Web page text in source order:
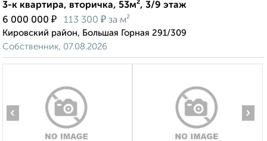
3-к квартира, вторичка, 53м², 3/9 этаж
6 000 000 ₽ 113 300 ₽ за м²
Кировский район, Большая Горная 291/309
Собственник, 07.08.2026
‹ ›